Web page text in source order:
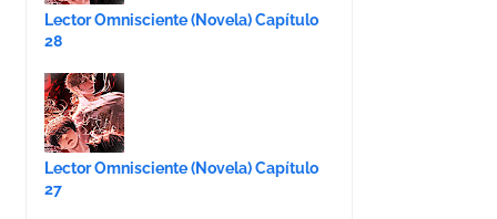
Lector Omnisciente (Novela) Capítulo
28
Lector Omnisciente (Novela) Capítulo
27